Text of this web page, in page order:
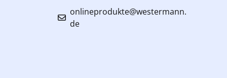
onlineprodukte@westermann.
de